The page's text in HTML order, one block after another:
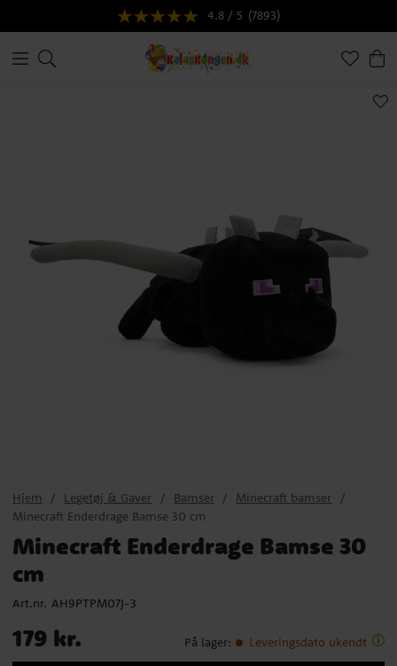
4.8 / 5 (7893)
Hjem Legetøj & Gaver Bamser
Minecraft bamser
Minecraft Enderdrage Bamse 30 cm
Minecraft Enderdrage Bamse 30
cm
Art.nr. AH9PTPM07J-3
Pris:179 kr.
179 kr. På lager: Leveringsdato ukendt